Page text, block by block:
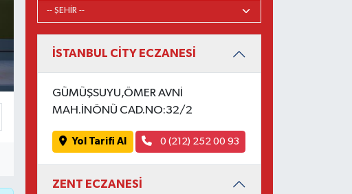
İSTANBUL CİTY ECZANESİ
GÜMÜŞSUYU,ÖMER AVNİ
MAH.İNÖNÜ CAD.NO:32/2
Yol Tarifi Al 0 (212) 252 00 93
ZENT ECZANESİ